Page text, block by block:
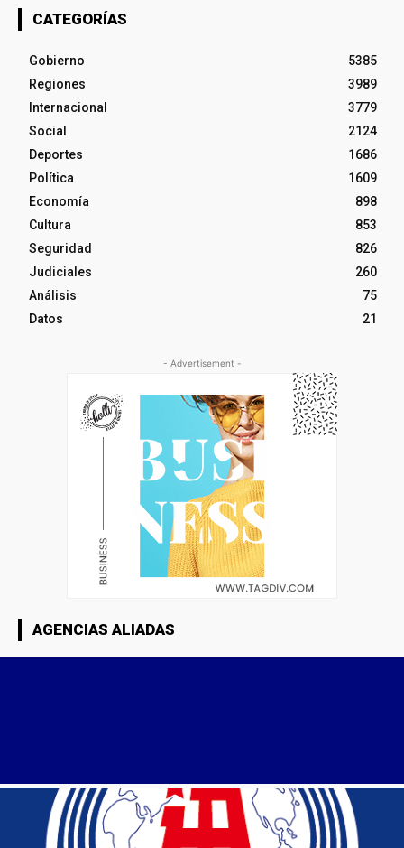
CATEGORÍAS
Gobierno
5385
Regiones
3989
Internacional
3779
Social
2124
Deportes
1686
Política
1609
Economía
898
Cultura
853
Seguridad
826
Judiciales
260
Análisis
75
Datos
21
- Advertisement -
AGENCIAS ALIADAS